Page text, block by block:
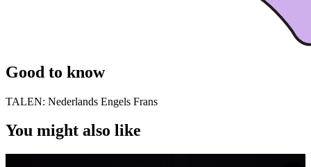
Good to know
TALEN: Nederlands Engels Frans
You might also like